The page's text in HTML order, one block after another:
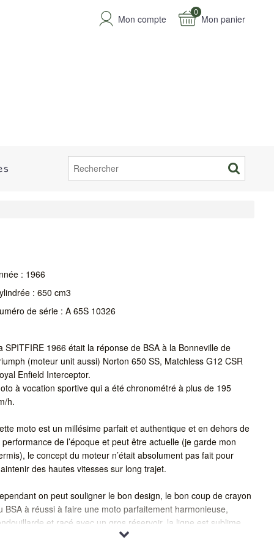
0
Mon panier
Mon compte
: 1966
: 650 cm3
de série : A 65S 10326
SPITFIRE 1966 était la réponse de BSA à la Bonneville de
(moteur unit aussi) Norton 650 SS, Matchless G12 CSR
Enfield Interceptor.
à vocation sportive qui a été chronométré à plus de 195
h.
moto est un millésime parfait et authentique et en dehors de
performance de l’époque et peut être actuelle (je garde mon
le concept du moteur n’était absolument pas fait pour
des hautes vitesses sur long trajet.
on peut souligner le bon design, le bon coup de crayon
BSA à réussi à faire une moto parfaitement harmonieuse,
et racé avec un gros réservoir, la ligne est sublime
mélangeant du massif et du racing et de plus avec un super dessin